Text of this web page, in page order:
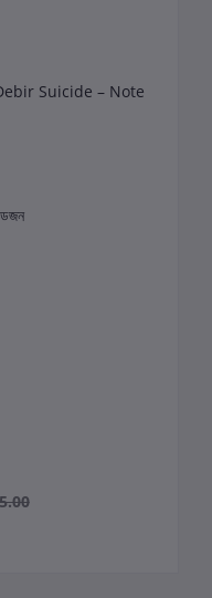
Suicide – Note